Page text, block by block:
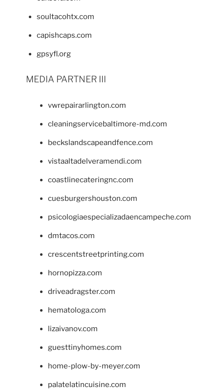
soultacohtx.com
capishcaps.com
gpsyfl.org
MEDIA PARTNER III
vwrepairarlington.com
cleaningservicebaltimore-md.com
beckslandscapeandfence.com
vistaaltadelveramendi.com
coastlinecateringnc.com
cuesburgershouston.com
psicologiaespecializadaencampeche.com
dmtacos.com
crescentstreetprinting.com
hornopizza.com
driveadragster.com
hematologa.com
lizaivanov.com
guesttinyhomes.com
home-plow-by-meyer.com
palatelatincuisine.com